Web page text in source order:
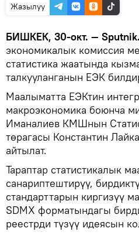
Жазылуу
БИШКЕК, 30-окт. — Sputnik.
экономикалык комиссия
статистика жаатында
талкууланганын ЕЭК
Маалыматта ЕЭКтин
макроэкономика боюнча
Иманалиев КМШнын
төрагасы Константин
айтылат.
Тараптар статистикалык
санариптештирүү,
стандарттарын киргизүү
SDMX форматындагы
реестрди түзүү идеясын